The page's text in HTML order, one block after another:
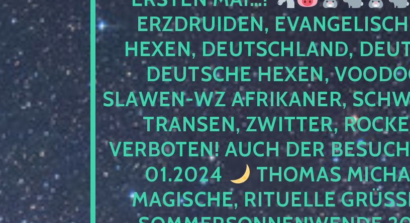
ERZDRUIDEN,
HEXEN, DEUTSCHLAND,
DEUTSCHE HEXEN,
SLAWEN-WZ AFRIKANER,
TRANSEN, ZWITTER,
VERBOTEN! AUCH DER
01.2024
THOMAS
MAGISCHE, RITUELLE